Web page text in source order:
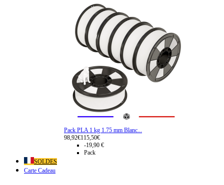
Pack PLA 1 kg 1.75 mm Blanc...
98,92€115,50€
-19,90 €
Pack
SOLDES
Carte Cadeau